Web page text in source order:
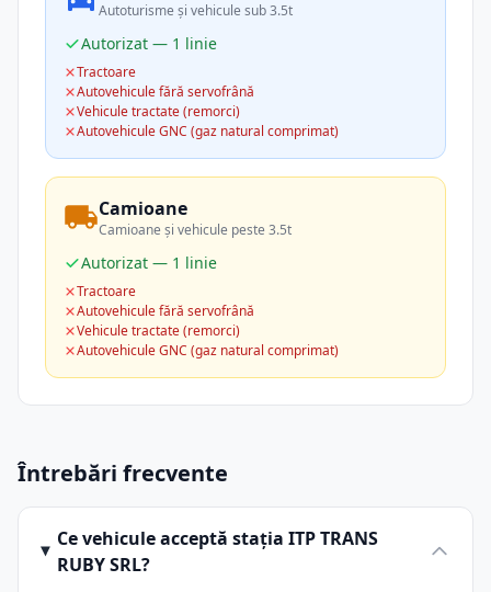
Autoturisme și vehicule sub 3.5t
Autorizat — 1 linie
Tractoare
Autovehicule fără servofrână
Vehicule tractate (remorci)
Autovehicule GNC (gaz natural comprimat)
Camioane
Camioane și vehicule peste 3.5t
Autorizat — 1 linie
Tractoare
Autovehicule fără servofrână
Vehicule tractate (remorci)
Autovehicule GNC (gaz natural comprimat)
Întrebări frecvente
Ce vehicule acceptă stația ITP TRANS
RUBY SRL?